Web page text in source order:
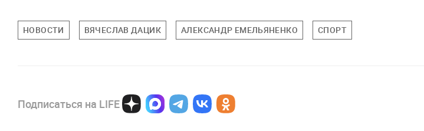
НОВОСТИ ВЯЧЕСЛАВ ДАЦИК АЛЕКСАНДР ЕМЕЛЬЯНЕНКО СПОРТ
Подписаться на LIFE